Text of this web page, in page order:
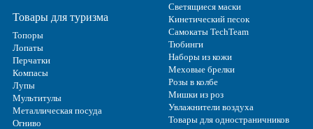
Товары для туризма
Топоры
Лопаты
Перчатки
Компасы
Лупы
Мультитулы
Металлическая посуда
Огниво
Светящиеся маски
Кинетический песок
Самокаты TechTeam
Тюбинги
Наборы из кожи
Меховые брелки
Розы в колбе
Мишки из роз
Увлажнители воздуха
Товары для одностраничников